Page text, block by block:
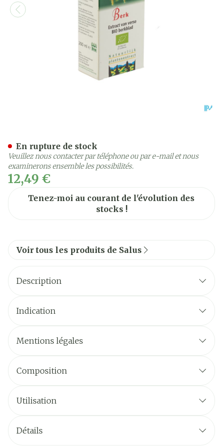
12,49 €
Tenez-moi au courant de l'évolution des
stocks !
En rupture de stock
Veuillez nous contacter par téléphone ou par e-mail et nous
examinerons ensemble les possibilités.
Voir tous les produits de Salus
Description
Indication
Mentions légales
Composition
Utilisation
Détails